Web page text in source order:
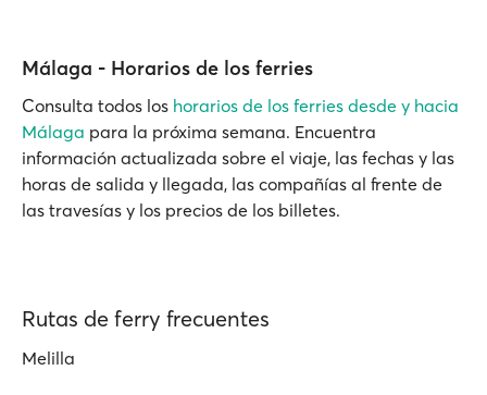
Málaga - Horarios de los ferries
Consulta todos los horarios de los ferries desde y hacia
Málaga para la próxima semana. Encuentra
información actualizada sobre el viaje, las fechas y las
horas de salida y llegada, las compañías al frente de
las travesías y los precios de los billetes.
Rutas de ferry frecuentes
Melilla